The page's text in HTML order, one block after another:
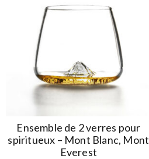
Ensemble de 2 verres pour
spiritueux – Mont Blanc, Mont
Everest